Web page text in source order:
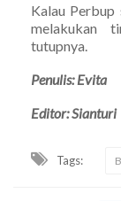
Kalau Perbup
melakukan
tutupnya.
Penulis: Evita
Editor: Sianturi
Tags: